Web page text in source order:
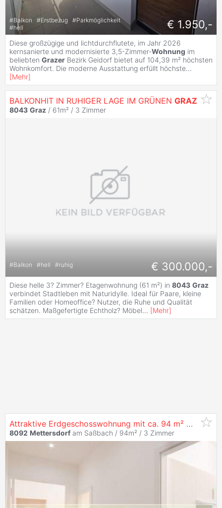
#Balkon #Erstbezug #Parkmöglichkeit
#hell € 1.950,-
Diese großzügige und lichtdurchflutete, im Jahr 2026
kernsanierte und modernisierte 3,5-Zimmer-Wohnung im
beliebten Grazer Bezirk Geidorf bietet auf 104,39 m² höchsten
Wohnkomfort. Die moderne Ausstattung erfüllt höchste...
[Mehr]
BALKONHIT IN RUHIGER LAGE IM GRÜNEN GRAZ
8043 Graz / 61m² / 3 Zimmer
#Balkon #hell #ruhig € 300.000,-
Diese helle 3? Zimmer? Etagenwohnung (61 m²) in 8043 Graz
verbindet Stadtleben mit Naturidylle. Ideal für Paare, kleine
Familien oder Homeoffice? Nutzer, die Ruhe und Qualität
schätzen. Maßgefertigte Echtholz? Möbel... [Mehr]
Attraktive Erdgeschosswohnung mit ca. 94 m² Wohnfläche und Carport
8092 Mettersdorf am Saßbach / 94m² / 3 Zimmer